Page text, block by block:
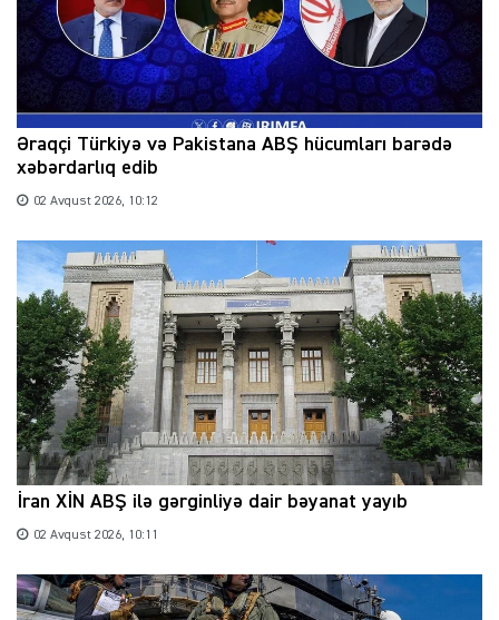
Əraqçi Türkiyə və Pakistana ABŞ hücumları barədə
xəbərdarlıq edib
02 Avqust 2026, 10:12
İran XİN ABŞ ilə gərginliyə dair bəyanat yayıb
02 Avqust 2026, 10:11